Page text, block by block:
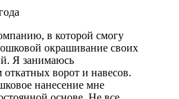
в которой смогу
окрашивание своих
Я занимаюсь
откатных ворот и навесов.
нанесение мне